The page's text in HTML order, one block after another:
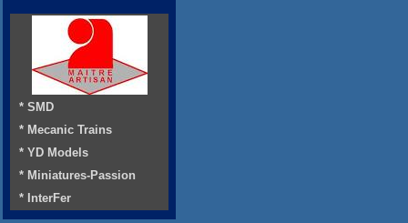
* SMD
* Mecanic Trains
* YD Models
* Miniatures-Passion
* InterFer